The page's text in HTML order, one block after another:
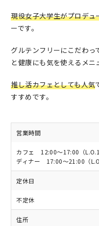
現役女子大学生がプロデュ
ーです。
グルテンフリーにこだわ
と健康にも気を使えるメニ
推し活カフェとしても人気
すすめです。
営業時間
カフェ 12:00〜17:00（
ディナー 17:00〜21:00（
定休日
不定休
住所